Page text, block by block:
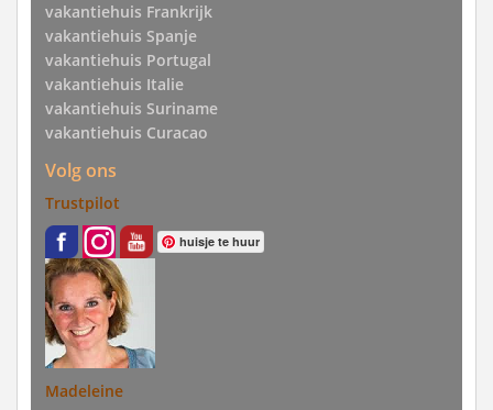
vakantiehuis Frankrijk
vakantiehuis Spanje
vakantiehuis Portugal
vakantiehuis Italie
vakantiehuis Suriname
vakantiehuis Curacao
Volg ons
Trustpilot
huisje te huur
Madeleine